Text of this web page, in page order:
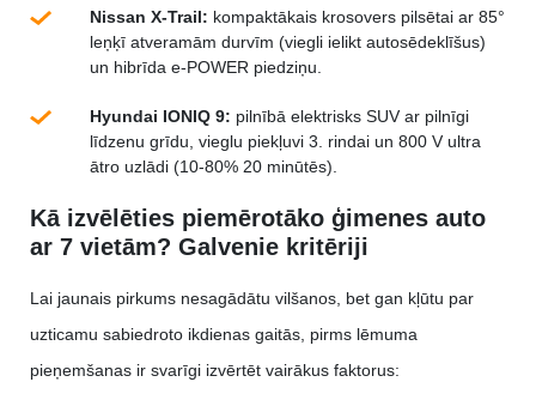
Nissan X-Trail: kompaktākais krosovers pilsētai ar 85°
leņķī atveramām durvīm (viegli ielikt autosēdeklīšus)
un hibrīda e-POWER piedziņu.
Hyundai IONIQ 9: pilnībā elektrisks SUV ar pilnīgi
līdzenu grīdu, vieglu piekļuvi 3. rindai un 800 V ultra
ātro uzlādi (10-80% 20 minūtēs).
Kā izvēlēties piemērotāko ģimenes auto
ar 7 vietām? Galvenie kritēriji
Lai jaunais pirkums nesagādātu vilšanos, bet gan kļūtu par
uzticamu sabiedroto ikdienas gaitās, pirms lēmuma
pieņemšanas ir svarīgi izvērtēt vairākus faktorus: